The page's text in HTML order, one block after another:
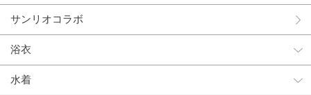
サンリオコラボ
浴衣
水着